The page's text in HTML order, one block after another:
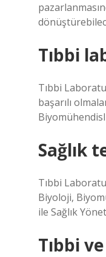
Tıbbi
Tıbbi
başarılı
Sağlık
Tıbbi
Biyoloji,
ile Sağlık
Tıbbi